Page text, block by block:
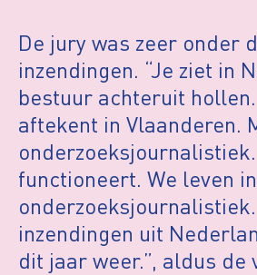
De jury was zeer onder
inzendingen. “Je ziet in
bestuur achteruit
aftekent in Vlaanderen.
functioneert. We leven
inzendingen uit
dit jaar weer.”, aldus de